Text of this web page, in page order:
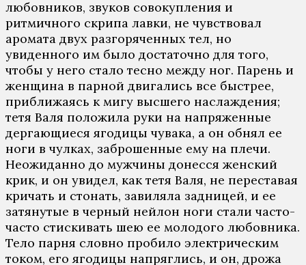
любовников, звуков совокупления и
ритмичного скрипа лавки, не чувствовал
аромата двух разгоряченных тел, но
увиденного им было достаточно для того,
чтобы у него стало тесно между ног. Парень и
женщина в парной двигались все быстрее,
приближаясь к мигу высшего наслаждения;
тетя Валя положила руки на напряженные
дергающиеся ягодицы чувака, а он обнял ее
ноги в чулках, заброшенные ему на плечи.
Неожиданно до мужчины донесся женский
крик, и он увидел, как тетя Валя, не переставая
кричать и стонать, завиляла задницей, и ее
затянутые в черный нейлон ноги стали часто-
часто стискивать шею ее молодого любовника.
Тело парня словно пробило электрическим
током, его ягодицы напряглись, и он, дрожа